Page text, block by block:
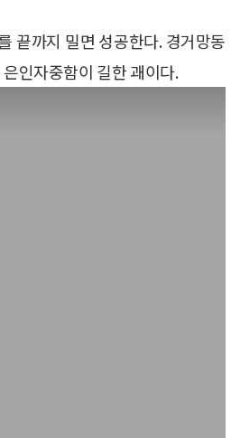
끝까지 밀면 성공한다. 경거망동
인자중함이 길한 괘이다.